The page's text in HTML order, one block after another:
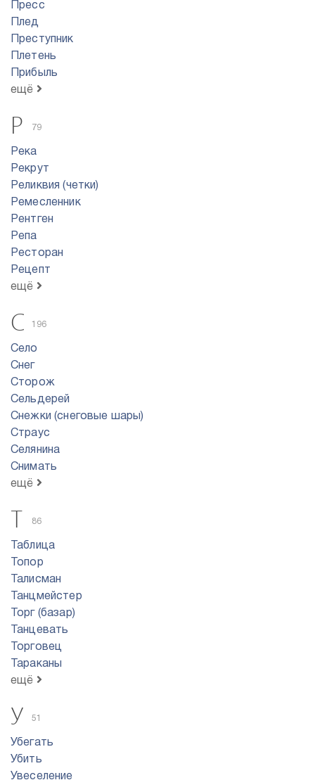
Пресс
Плед
Преступник
Плетень
Прибыль
ещё
Р 79
Река
Рекрут
Реликвия (четки)
Ремесленник
Рентген
Репа
Ресторан
Рецепт
ещё
С 196
Село
Снег
Сторож
Сельдерей
Снежки (снеговые шары)
Страус
Селянина
Снимать
ещё
Т 86
Таблица
Топор
Талисман
Танцмейстер
Торг (базар)
Танцевать
Торговец
Тараканы
ещё
У 51
Убегать
Убить
Увеселение